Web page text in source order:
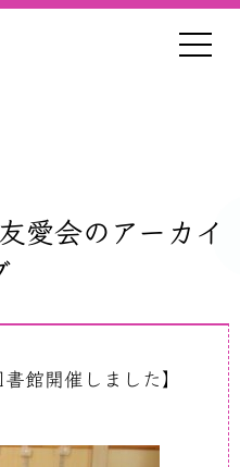
愛会のアーカイ
館開催しました】